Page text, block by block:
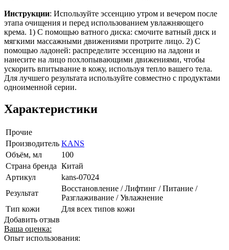
Инструкции: Используйте эссенцию утром и вечером после
этапа очищения и перед использованием увлажняющего
крема. 1) С помощью ватного диска: смочите ватный диск и
мягкими массажными движениями протрите лицо. 2) С
помощью ладоней: распределите эссенцию на ладони и
нанесите на лицо похлопывающими движениями, чтобы
ускорить впитывание в кожу, используя тепло вашего тела.
Для лучшего результата используйте совместно с продуктами
одноименной серии.
Характеристики
Прочие
Производитель KANS
Объём, мл
100
Страна бренда Китай
Артикул
kans-07024
Результат
Восстановление / Лифтинг / Питание /
Разглаживание / Увлажнение
Тип кожи
Для всех типов кожи
Добавить отзыв
Ваша оценка:
Опыт использования: